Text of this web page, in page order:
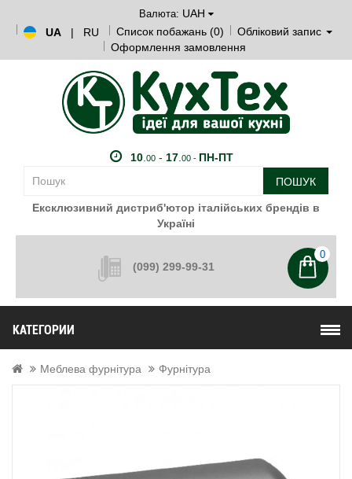
Валюта: UAH
UA
| RU Список побажань (0)
Обліковий запис
Оформлення замовлення
10. 00- 17. 00 - ПН-ПТ
ПОШУК
Ексклюзивний дистриб'ютор італійських брендів в
Україні
(099) 299-99-31
0
КАТЕГОРИИ
Меблева фурнітура Фурнітура